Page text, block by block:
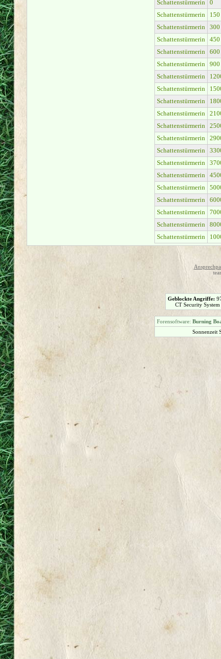
Schattenstürmerin
0
Schattenstürmerin
150
Schattenstürmerin
300
Schattenstürmerin
450
Schattenstürmerin
600
Schattenstürmerin
900
Schattenstürmerin
Schattenstürmerin
Schattenstürmerin
Schattenstürmerin
Schattenstürmerin
Schattenstürmerin
Schattenstürmerin
Schattenstürmerin
Schattenstürmerin
Schattenstürmerin
Schattenstürmerin
Schattenstürmerin
Schattenstürmerin
Schattenstürmerin
Geblockte Angriffe:
CT Security
Forensoftware: Burning
Sonnenzeit